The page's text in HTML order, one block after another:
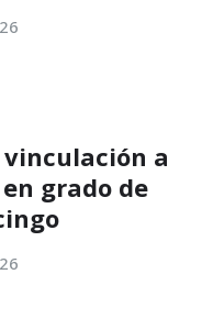
vinculación a
grado de